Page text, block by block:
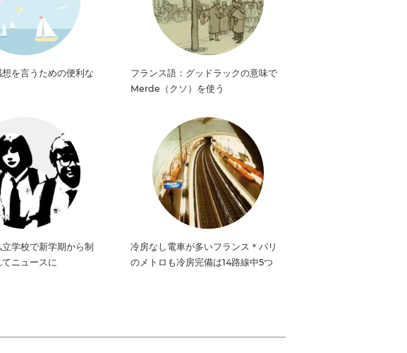
を言うための便利な
フランス語：グッドラックの意味で
Merde（クソ）を使う
学校で新学期から制
ニュースに
冷房なし電車が多いフランス＊パリ
のメトロも冷房完備は14路線中5つ